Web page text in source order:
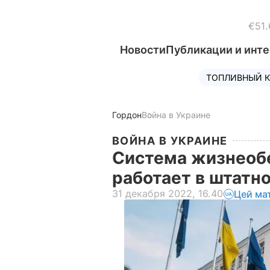
НовостиПубликации и
ТОПЛИВНЫЙ
ГордонВойна в Украине
ВОЙНА В УКРАИНЕ
Система
работает в
31 декабря 2022, 16.40 Цей